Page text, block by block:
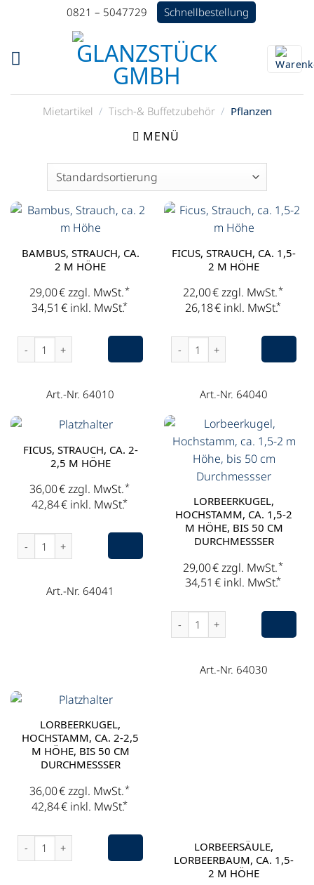
0821 – 5047729 Schnellbestellung
Mietartikel / Tisch-& Buffetzubehör / Pflanzen
MENÜ
BAMBUS, STRAUCH, CA.
2 M HÖHE
29,00€zzgl. MwSt.*
34,51 €inkl. MwSt.*
Bambus, Strauch, ca. 2 m Höhe Menge
Art.-Nr. 64010
FICUS, STRAUCH, CA. 1,5-
2 M HÖHE
22,00€zzgl. MwSt.*
26,18€inkl. MwSt.*
Ficus, Strauch, ca. 1,5-2 m
Art.-Nr. 64040
FICUS, STRAUCH, CA. 2-
2,5 M HÖHE
36,00€zzgl. MwSt.*
42,84€inkl. MwSt.*
Ficus, Strauch, ca. 2-2,5 m Höhe Menge
Art.-Nr. 64041
LORBEERKUGEL,
HOCHSTAMM, CA. 1,5-2
M HÖHE, BIS 50 CM
DURCHMESSSER
29,00€zzgl. MwSt.*
34,51 €inkl. MwSt.*
Lorbeerkugel, Hochstamm,
Art.-Nr. 64030
LORBEERKUGEL,
HOCHSTAMM, CA. 2-2,5
M HÖHE, BIS 50 CM
DURCHMESSSER
36,00€zzgl. MwSt.*
42,84€inkl. MwSt.*
Lorbeerkugel, Hochstamm, ca. 2-2,5 m Höhe, bis 50 cm
LORBEERSÄULE,
LORBEERBAUM, CA. 1,5-
2 M HÖHE